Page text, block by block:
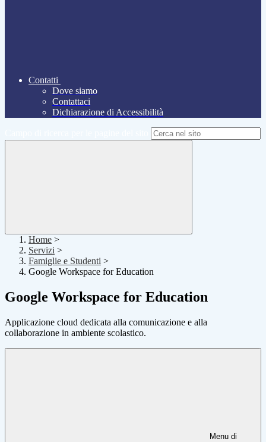
Contatti
Dove siamo
Contattaci
Dichiarazione di Accessibilità
Home >
Servizi >
Famiglie e Studenti >
Google Workspace for Education
Google Workspace for Education
Applicazione cloud dedicata alla comunicazione e alla
collaborazione in ambiente scolastico.
Menu di